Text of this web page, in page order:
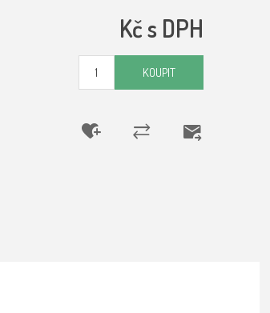
Kč s DPH
KOUPIT